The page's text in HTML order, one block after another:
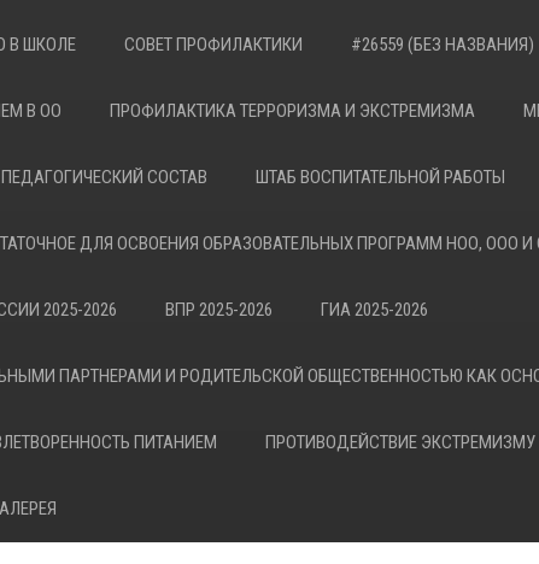
В ШКОЛЕ СОВЕТ ПРОФИЛАКТИКИ #26559 (БЕЗ НАЗВАНИЯ)
В ОО ПРОФИЛАКТИКА ТЕРРОРИЗМА И ЭКСТРЕМИЗМА
ПЕДАГОГИЧЕСКИЙ СОСТАВ ШТАБ ВОСПИТАТЕЛЬНОЙ РАБОТЫ
ДЛЯ ОСВОЕНИЯ ОБРАЗОВАТЕЛЬНЫХ ПРОГРАММ НОО, ООО И
2025-2026 ВПР 2025-2026 ГИА 2025-2026
ПАРТНЕРАМИ И РОДИТЕЛЬСКОЙ ОБЩЕСТВЕННОСТЬЮ КАК
ПИТАНИЕМ ПРОТИВОДЕЙСТВИЕ ЭКСТРЕМИЗМУ